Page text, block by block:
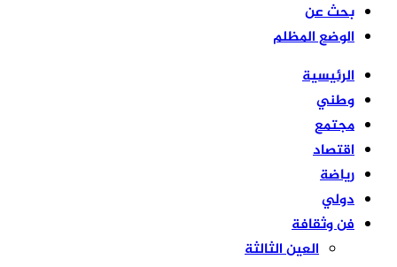
بحث عن
الوضع المظلم
الرئيسية
وطني
مجتمع
اقتصاد
رياضة
دولي
فن وثقافة
العين الثالثة